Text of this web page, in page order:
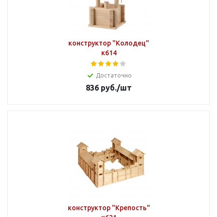
конструктор "Колодец"
к614
Достаточно
836 руб./шт
конструктор "Крепость"